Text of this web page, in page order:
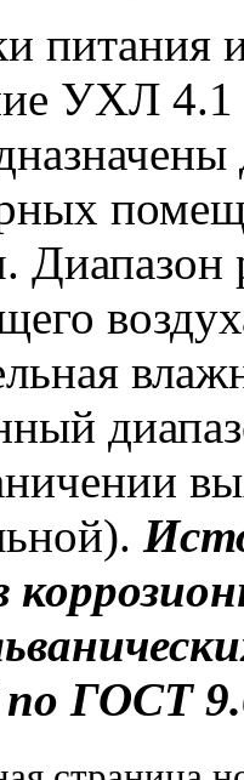
питания
УХЛ 4.1
Диапазон
по ГОСТ